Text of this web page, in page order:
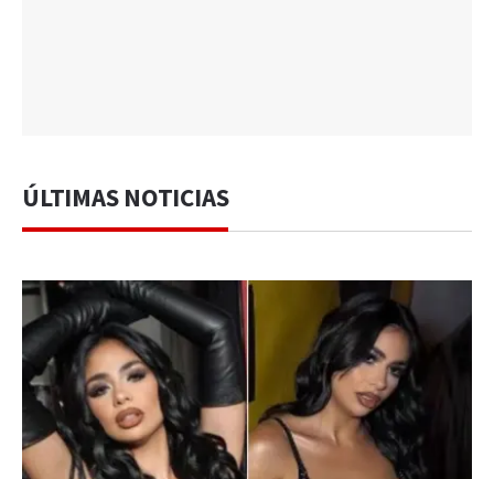
ÚLTIMAS NOTICIAS